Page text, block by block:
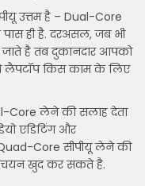
उत्तम है – Dual-Core
ही है. दरअसल, जब भी
है तब दुकानदार आपको
लैपटॉप किस काम के लिए
Core लेने की सलाह देता
एडिटिंग और
Core सीपीयू लेने की
चयन खुद कर सकते है.